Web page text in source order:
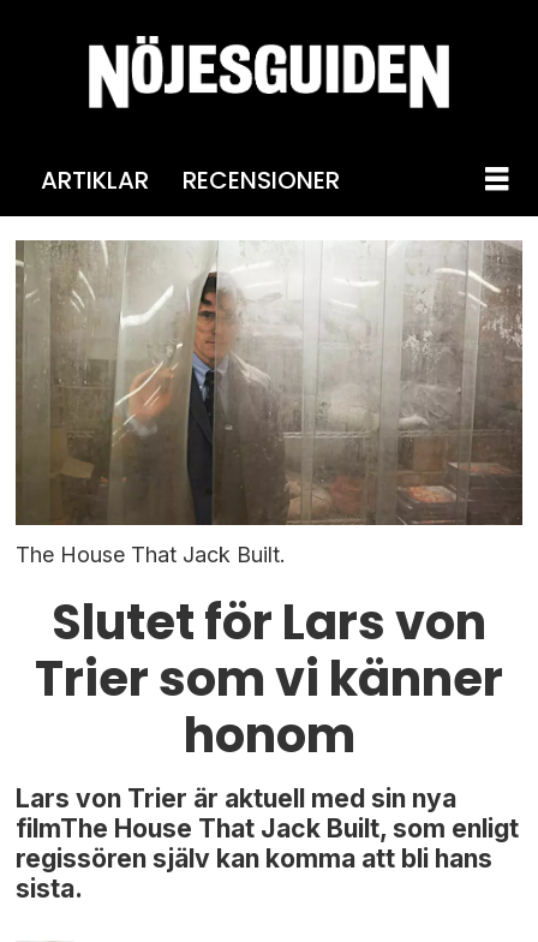
ARTIKLAR RECENSIONER
The House That Jack Built.
Slutet för Lars von
Trier som vi känner
honom
Lars von Trier är aktuell med sin nya
filmThe House That Jack Built, som enligt
regissören själv kan komma att bli hans
sista.